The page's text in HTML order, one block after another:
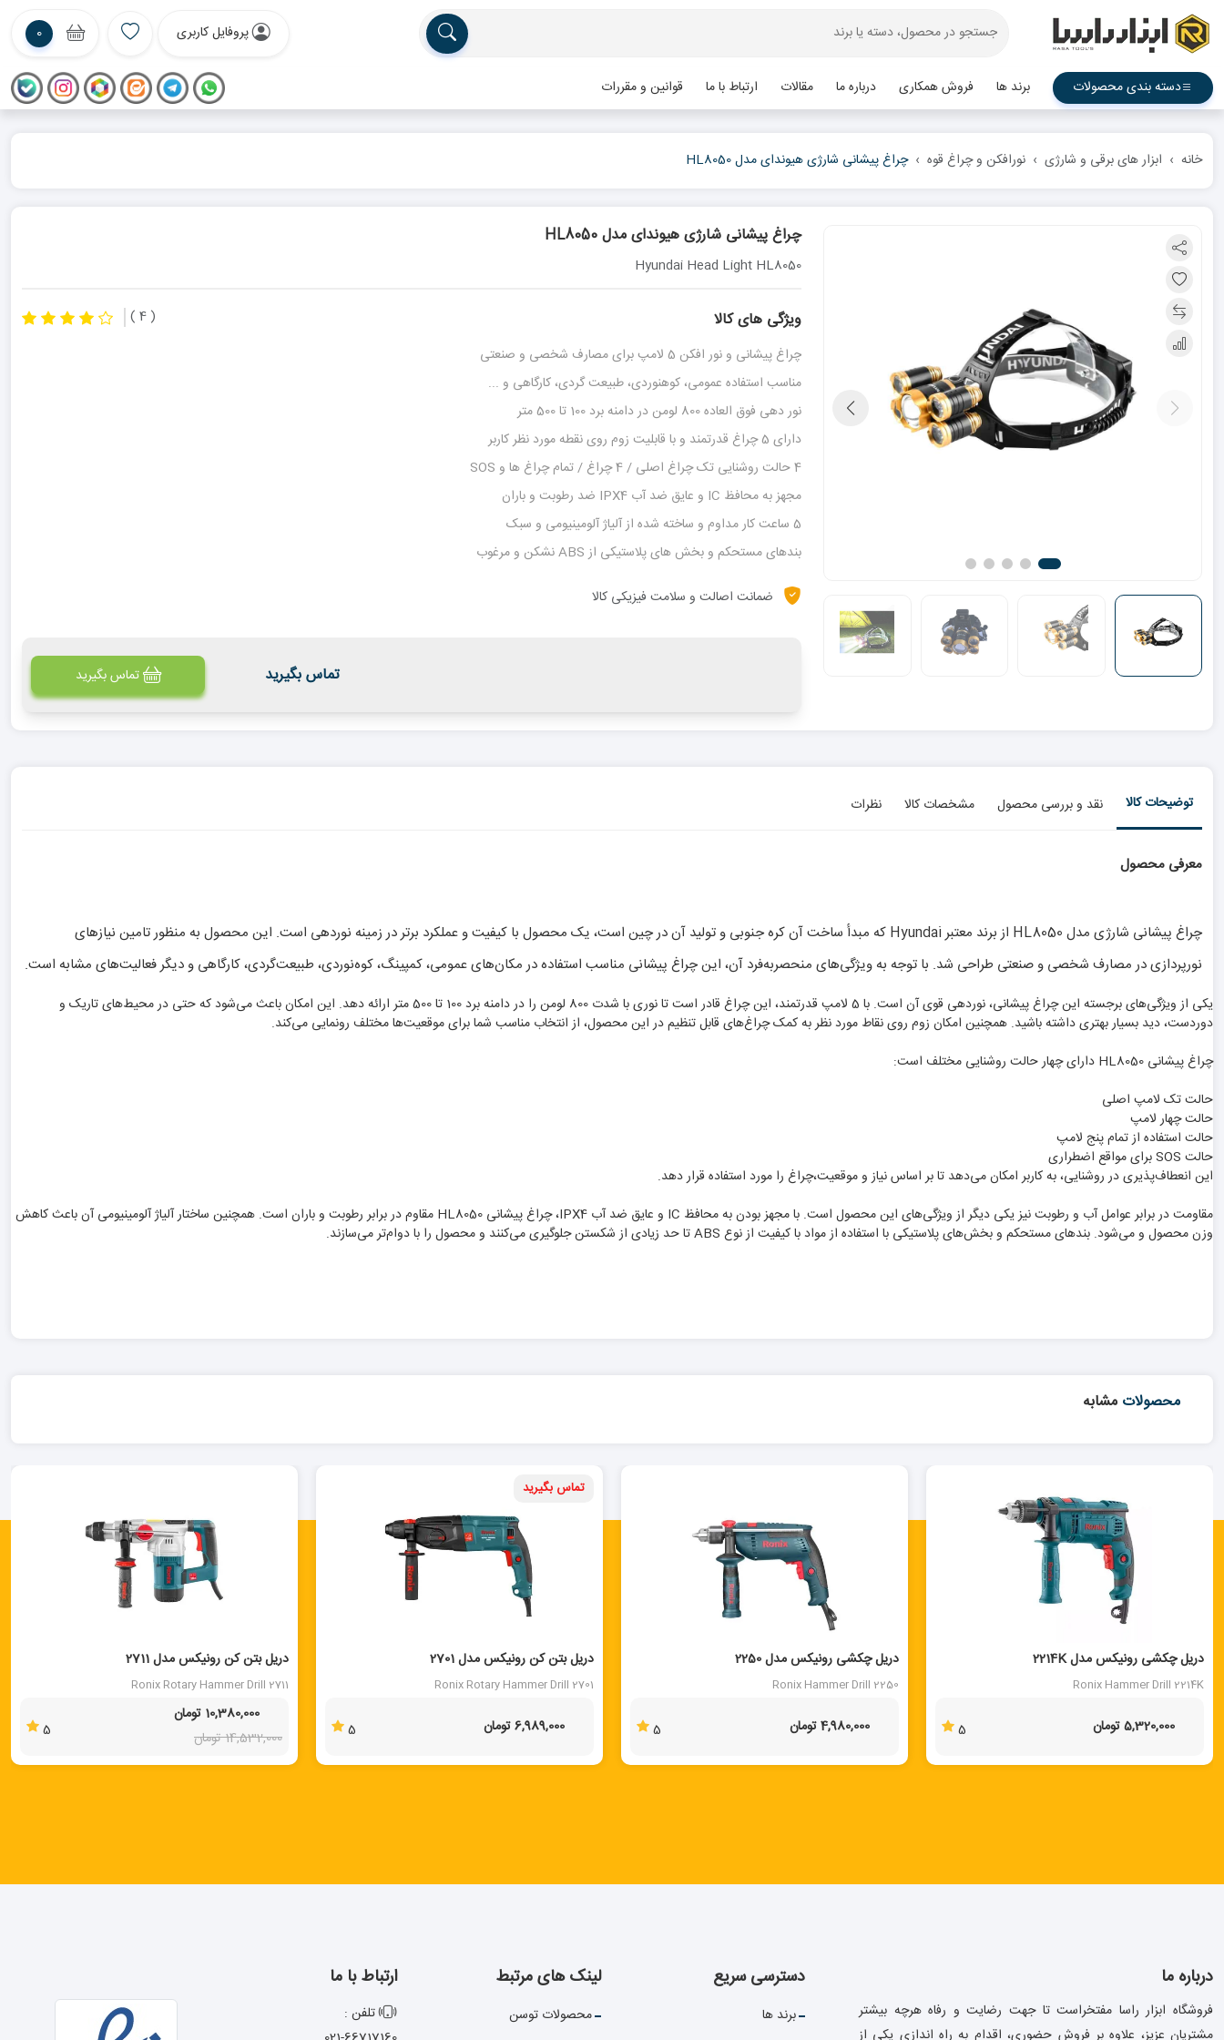
پروفایل کاربری 0
دسته بندی محصولات برند ها فروش همکاری درباره ما مقالات ارتباط با ما قوانین و مقررات
خانه ابزار های برقی و شارژی نورافکن و چراغ قوه چراغ پیشانی شارژی هیوندای مدل HL8050
چراغ پیشانی شارژی هیوندای مدل HL8050
Hyundai Head Light HL8050
ویژگی های کالا
چراغ پیشانی و نور افکن 5 لامپ برای مصارف شخصی و صنعتی
مناسب استفاده عمومی، کوهنوردی، طبیعت گردی، کارگاهی و ...
نور دهی فوق العاده 800 لومن در دامنه برد 100 تا 500 متر
دارای 5 چراغ قدرتمند و با قابلیت زوم روی نقطه مورد نظر کاربر
4 حالت روشنایی تک چراغ اصلی / 4 چراغ / تمام چراغ ها و SOS
مجهز به محافظ IC و عایق ضد آب IPX4 ضد رطوبت و باران
5 ساعت کار مداوم و ساخته شده از آلیاژ آلومینیومی و سبک
بندهای مستحکم و بخش های پلاستیکی از ABS نشکن و مرغوب
( 4 )
ضمانت اصالت و سلامت فیزیکی کالا
تماس بگیرید تماس بگیرید
توضیحات کالا نقد و بررسی محصول مشخصات کالا نظرات
معرفی محصول
چراغ پیشانی شارژی مدل HL8050 از برند معتبر Hyundai که مبدأ ساخت آن کره جنوبی و تولید آن در چین است، یک محصول با کیفیت و عملکرد برتر در زمینه نوردهی است. این محصول به منظور تامین نیاز‌های
نورپردازی در مصارف شخصی و صنعتی طراحی شد. با توجه به ویژگی‌های منحصربه‌فرد آن، این چراغ پیشانی مناسب استفاده در مکان‌های عمومی، کمپینگ، کوه‌نوردی، طبیعت‌گردی، کارگاهی و دیگر فعالیت‌های مشابه است.
یکی از ویژگی‌های برجسته این چراغ پیشانی، نوردهی قوی آن است. با 5 لامپ قدرتمند، این چراغ قادر است تا نوری با شدت 800 لومن را در دامنه برد 100 تا 500 متر ارائه دهد. این امکان باعث می‌شود که حتی در محیط‌های تاریک و
دوردست، دید بسیار بهتری داشته باشید. همچنین امکان زوم روی نقاط مورد نظر به کمک چراغ‌های قابل تنظیم در این محصول، از انتخاب مناسب شما برای موقعیت‌ها مختلف رونمایی می‌کند.
چراغ پیشانی HL8050 دارای چهار حالت روشنایی مختلف است:
حالت تک لامپ اصلی
حالت چهار لامپ
حالت استفاده از تمام پنج لامپ
حالت SOS برای مواقع اضطراری
این انعطاف‌پذیری در روشنایی، به کاربر امکان می‌دهد تا بر اساس نیاز و موقعیت،چراغ را مورد استفاده قرار دهد.
مقاومت در برابر عوامل آب و رطوبت نیز یکی دیگر از ویژگی‌های این محصول است. با مجهز بودن به محافظ IC و عایق ضد آب IPX4، چراغ پیشانی HL8050 مقاوم در برابر رطوبت و باران است. همچنین ساختار آلیاژ آلومینیومی آن باعث کاهش
وزن محصول و می‌شود. بندهای مستحکم و بخش‌های پلاستیکی با استفاده از مواد با کیفیت از نوع ABS تا حد زیادی از شکستن جلوگیری می‌کنند و محصول را با دوام‌تر می‌سازند.
محصولات مشابه
دریل چکشی رونیکس مدل 2214K
Ronix Hammer Drill 2214K
5,320,000 تومان 5
دریل چکشی رونیکس مدل 2250
Ronix Hammer Drill 2250
4,980,000 تومان 5
تماس بگیرید
دریل بتن کن رونیکس مدل 2701
Ronix Rotary Hammer Drill 2701
6,989,000 تومان 5
40 %
دریل بتن کن رونیکس مدل 2711
Ronix Rotary Hammer Drill 2711
10,380,000 تومان
14,532,000 تومان
5
درباره ما
فروشگاه ابزار راسا مفتخراست تا جهت رضایت و رفاه هرچه بیشتر
مشتریان عزیز، علاوه بر فروش حضوری، اقدام به راه اندازی یکی از
دسترسی سریع
برند ها
لینک های مرتبط
محصولات توسن
ارتباط با ما
تلفن :